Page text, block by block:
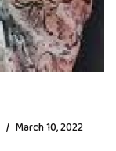
March 10, 2022